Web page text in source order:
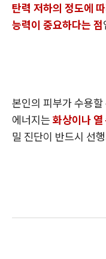
탄력 저하의 정도에
능력이 중요하다는 점
본인의 피부가 수용
에너지는 화상이나 열
밀 진단이 반드시 선